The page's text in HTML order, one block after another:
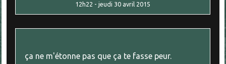
12h22 -jeudi 30 avril 2015
ça ne m'étonne pas que ça te fasse peur.